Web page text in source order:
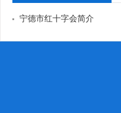
宁德市红十字会简介